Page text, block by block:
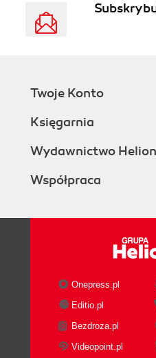
Twoje Konto
Księgarnia
Wydawnictwo Helion
Współpraca
Onepress.pl
Editio.pl
Bezdroza.pl
Videopoint.pl